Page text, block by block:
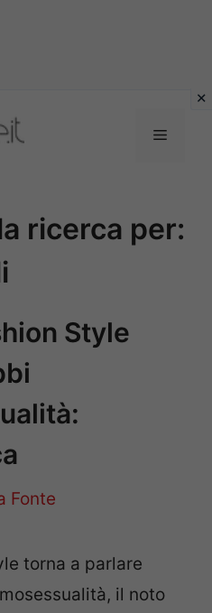
Menu
ricerca per:
Style
Fonte
torna a parlare
il noto